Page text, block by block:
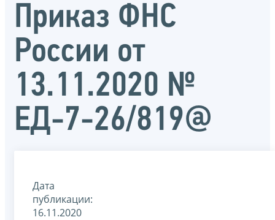
Приказ ФНС
России от
13.11.2020 №
ЕД-7-26/819@
Дата
публикации:
16.11.2020